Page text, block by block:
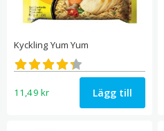
Kyckling Yum Yum
Betygsatt
4.30
av 5
11,49 kr Lägg till